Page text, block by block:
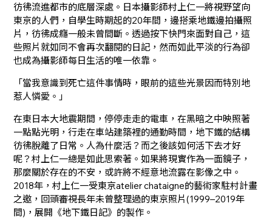
彷彿流進都市的底層深處。日本攝影師村上仁一將視野望向
東京的人們，自學生時期起的20年間，邊搭乘地鐵邊拍攝照
片，彷彿成癮一般未曾間斷。透過按下快門來面對自己，這
些照片就如同不會再次翻閱的日記，然而如此平淡的行為卻
也成為攝影師每日生活的唯一依靠。
「當我意識到死亡這件事情時，眼前的這些光景因而特別地
惹人憐愛。」
在東日本大地震期間，停停走走的電車，在黑暗之中映照著
一點點光明，行走在車站建築裡的通勤時間，地下鐵的結構
彷彿脫離了日常。人為什麼活？而之後該如何活下去才好
呢？村上仁一總是如此思索著。如果將現實作為一面鏡子，
那麼關於存在的不安，或許將不經意地流露在影像之中。
2018年，村上仁一受東京atelier chataigne的藝術家駐村計畫
之邀，回頭審視長年未曾整理過的東京照片(1999–2019年
間)，展開《地下鐵日記》的製作。